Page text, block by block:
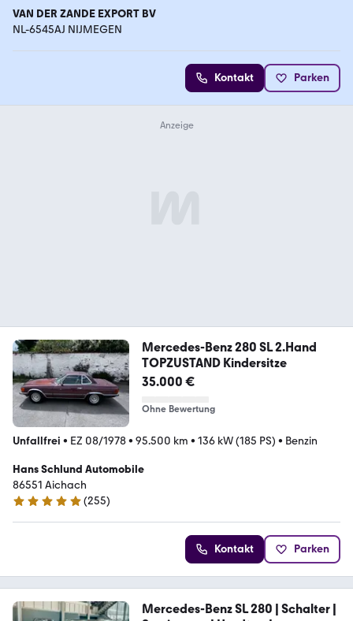
VAN DER ZANDE EXPORT BV
NL-6545AJ NIJMEGEN
Kontakt Parken
Mercedes-Benz 280 SL 2.Hand
TOPZUSTAND Kindersitze
35.000 €
Ohne Bewertung
Unfallfrei • EZ 08/1978• 95.500 km • 136 kW (185 PS) • Benzin
Hans Schlund Automobile
86551 Aichach
4.9 Sterne
(255)
Kontakt Parken
Mercedes-Benz SL 280 | Schalter |